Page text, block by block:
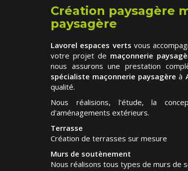
Création paysagère
paysagère
Lavorel espaces verts vous
votre projet de maçonnerie
nous assurons une prestation
spécialiste maçonnerie paysagère à
qualité.
Nous réalisions, l'étude, la
d'aménagements extérieurs.
Terrasse
Création de terrasses sur mesure
Murs de soutènement
Nous réalisons tous types de murs de